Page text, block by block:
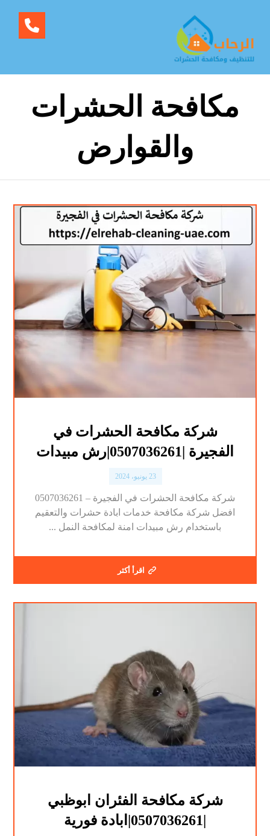
مكافحة الحشرات
والقوارض
شركة مكافحة الحشرات في
الفجيرة |0507036261|رش مبيدات
23 يونيو، 2024
شركة مكافحة الحشرات في الفجيرة – 0507036261
افضل شركة مكافحة خدمات ابادة حشرات والتعقيم
باستخدام رش مبيدات امنة لمكافحة النمل ...
اقرأ أكثر
شركة مكافحة الفئران ابوظبي
|0507036261|ابادة فورية